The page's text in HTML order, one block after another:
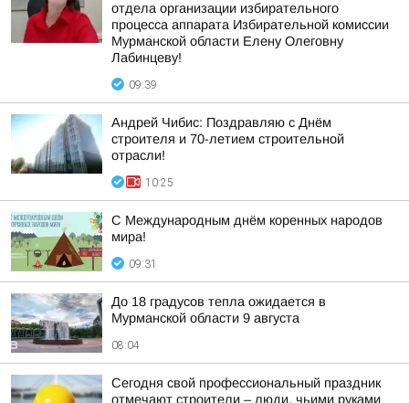
отдела организации избирательного
процесса аппарата Избирательной комиссии
Мурманской области Елену Олеговну
Лабинцеву!
09:39
Андрей Чибис: Поздравляю с Днём
строителя и 70-летием строительной
отрасли!
10:25
С Международным днём коренных народов
мира!
09:31
До 18 градусов тепла ожидается в
Мурманской области 9 августа
08:04
Сегодня свой профессиональный праздник
отмечают строители – люди, чьими руками